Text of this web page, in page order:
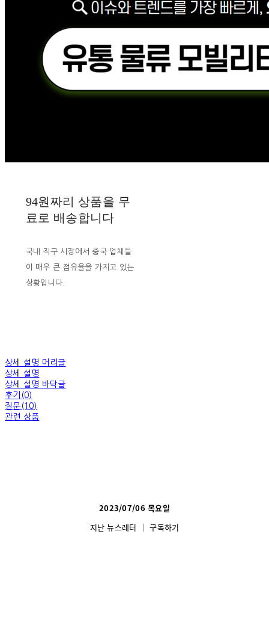
94원짜리 상품을 무
료로 배송합니다
국내 직구 시장에서 중국 업체들
이 매우 큰 점유율을 가지고 있는
상황입니다.
상세 설명 머리글
상세 설명
상세 설명 바닥글
후기(0)
질문(10)
관련 상품
2023/07/06 목요일
지난 뉴스레터 │구독하기